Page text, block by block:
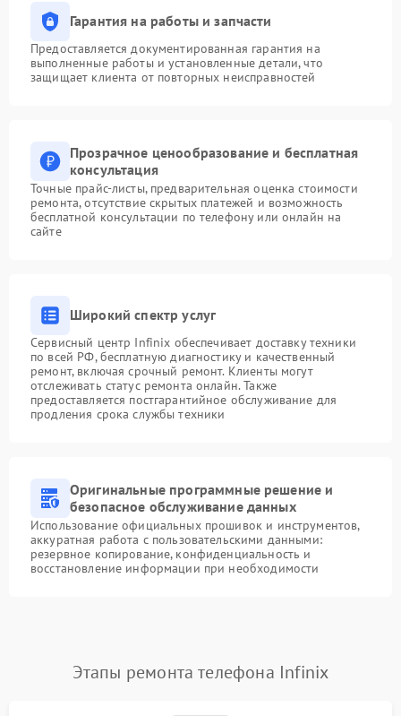
Гарантия на работы и запчасти
Предоставляется документированная гарантия на
выполненные работы и установленные детали, что
защищает клиента от повторных неисправностей
Прозрачное ценообразование и бесплатная
консультация
Точные прайс-листы, предварительная оценка стоимости
ремонта, отсутствие скрытых платежей и возможность
бесплатной консультации по телефону или онлайн на
сайте
Широкий спектр услуг
Сервисный центр Infinix обеспечивает доставку техники
по всей РФ, бесплатную диагностику и качественный
ремонт, включая срочный ремонт. Клиенты могут
отслеживать статус ремонта онлайн. Также
предоставляется постгарантийное обслуживание для
продления срока службы техники
Оригинальные программные решение и
безопасное обслуживание данных
Использование официальных прошивок и инструментов,
аккуратная работа с пользовательскими данными:
резервное копирование, конфиденциальность и
восстановление информации при необходимости
Этапы ремонта телефона Infinix